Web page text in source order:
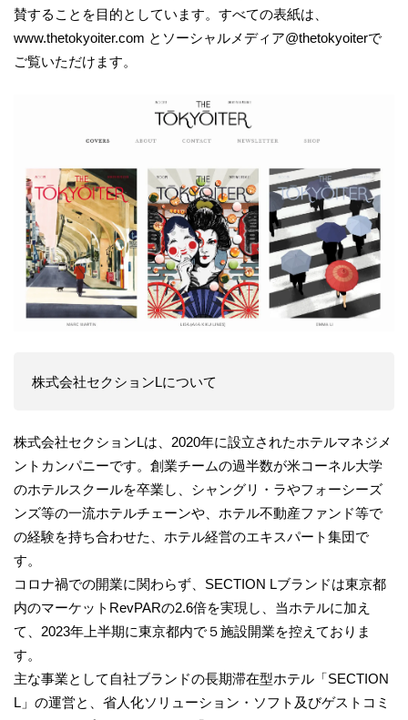
賛することを目的としています。すべての表紙は、
www.thetokyoiter.com とソーシャルメディア@thetokyoiterで
ご覧いただけます。
株式会社セクションLについて
株式会社セクションLは、2020年に設立されたホテルマネジメ
ントカンパニーです。創業チームの過半数が米コーネル大学
のホテルスクールを卒業し、シャングリ・ラやフォーシーズ
ンズ等の一流ホテルチェーンや、ホテル不動産ファンド等で
の経験を持ち合わせた、ホテル経営のエキスパート集団で
す。
コロナ禍での開業に関わらず、SECTION Lブランドは東京都
内のマーケットRevPARの2.6倍を実現し、当ホテルに加え
て、2023年上半期に東京都内で５施設開業を控えておりま
す。
主な事業として自社ブランドの長期滞在型ホテル「SECTION
L」の運営と、省人化ソリューション・ソフト及びゲストコミ